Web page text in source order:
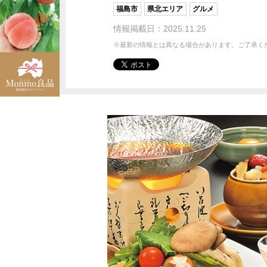
福島市 県北エリア グルメ
情報掲載日：2025.11.25
※最新の情報とは異なる場合があります。ご了承く